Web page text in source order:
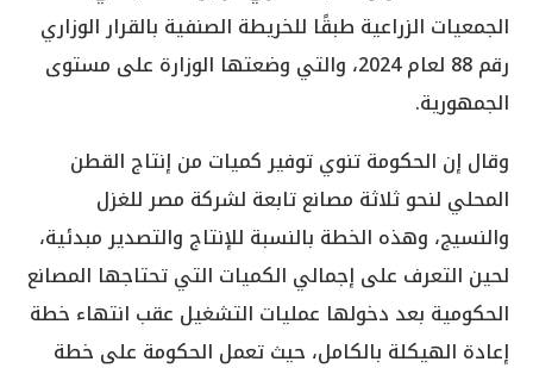
الجمعيات الزراعية طبقًا للخريطة الصنفية بالقرار الوزاري
رقم 88 لعام 2024، والتي وضعتها الوزارة على مستوى
الجمهورية.
وقال إن الحكومة تنوي توفير كميات من إنتاج القطن
المحلي لنحو ثلاثة مصانع تابعة لشركة مصر للغزل
والنسيج، وهذه الخطة بالنسبة للإنتاج والتصدير مبدئية،
لحين التعرف على إجمالي الكميات التي تحتاجها المصانع
الحكومية بعد دخولها عمليات التشغيل عقب انتهاء خطة
إعادة الهيكلة بالكامل، حيث تعمل الحكومة على خطة